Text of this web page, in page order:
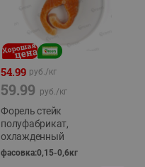
54.99 руб./кг
59.99 руб./кг
Форель стейк
полуфабрикат,
охлажденный
фасовка:0,15-0,6кг